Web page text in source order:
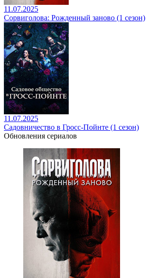
11.07.2025
Сорвиголова: Рожденный заново (1 сезон)
11.07.2025
Садовничество в Гросс-Пойнте (1 сезон)
Обновления сериалов